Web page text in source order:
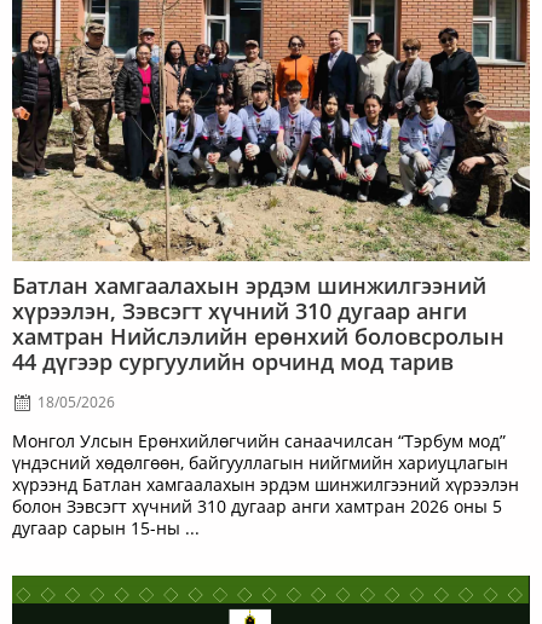
Батлан хамгаалахын эрдэм шинжилгээний
хүрээлэн, Зэвсэгт хүчний 310 дугаар анги
хамтран Нийслэлийн ерөнхий боловсролын
44 дүгээр сургуулийн орчинд мод тарив
18/05/2026
Монгол Улсын Ерөнхийлөгчийн санаачилсан “Тэрбум мод”
үндэсний хөдөлгөөн, байгууллагын нийгмийн хариуцлагын
хүрээнд Батлан хамгаалахын эрдэм шинжилгээний хүрээлэн
болон Зэвсэгт хүчний 310 дугаар анги хамтран 2026 оны 5
дугаар сарын 15-ны ...